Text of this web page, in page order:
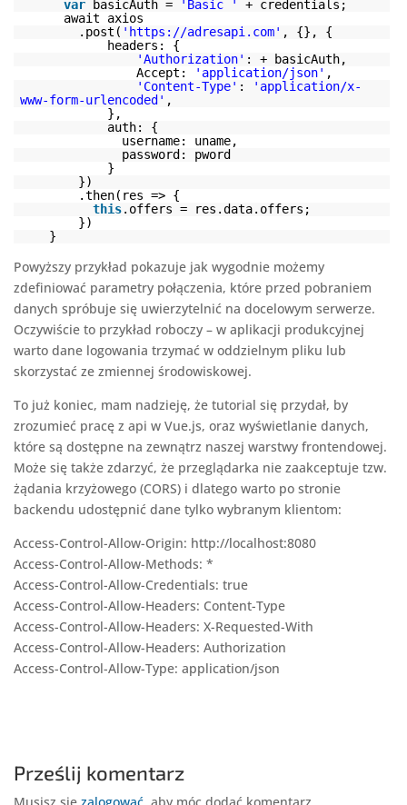
var
basicAuth = 'Basic '
+ credentials;
await axios
.post( ' https://adresapi.com' , {}, {
headers: {
'Authorization' : + basicAuth,
Accept:
'application/json' ,
'Content-Type' :
'application/x-
www-form-urlencoded' ,
},
auth: {
username: uname,
password: pword
}
})
.then(res => {
this.offers = res.data.offers;
})
}
Powyższy przykład pokazuje jak wygodnie możemy
zdefiniować parametry połączenia, które przed pobraniem
danych spróbuje się uwierzytelnić na docelowym serwerze.
Oczywiście to przykład roboczy – w aplikacji produkcyjnej
warto dane logowania trzymać w oddzielnym pliku lub
skorzystać ze zmiennej środowiskowej.
To już koniec, mam nadzieję, że tutorial się przydał, by
zrozumieć pracę z api w Vue.js, oraz wyświetlanie danych,
które są dostępne na zewnątrz naszej warstwy frontendowej.
Może się także zdarzyć, że przeglądarka nie zaakceptuje tzw.
żądania krzyżowego (CORS) i dlatego warto po stronie
backendu udostępnić dane tylko wybranym klientom:
Access-Control-Allow-Origin: http://localhost:8080
Access-Control-Allow-Methods: *
Access-Control-Allow-Credentials: true
Access-Control-Allow-Headers: Content-Type
Access-Control-Allow-Headers: X-Requested-With
Access-Control-Allow-Headers: Authorization
Access-Control-Allow-Type: application/json
Prześlij komentarz